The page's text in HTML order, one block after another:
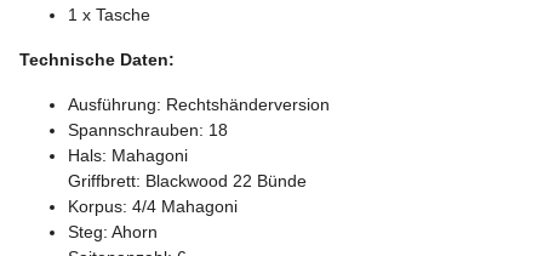
1 x Tasche
Technische Daten:
Ausführung: Rechtshänderversion
Spannschrauben: 18
Hals: Mahagoni
Griffbrett: Blackwood 22 Bünde
Korpus: 4/4 Mahagoni
Steg: Ahorn